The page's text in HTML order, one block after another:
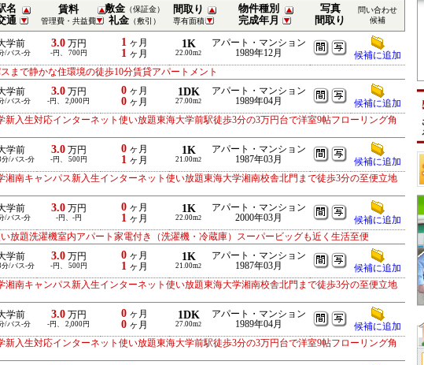
名
通
賃料
管理費・共益費
敷金 （保証金）
礼金 （敷引）
間取り
専有面積
物件種別
完成年月
写真
間取り
問い合わせ
候補
学前
/バス-分
3.0万円
-円、 700円
1 ヶ月
1 ヶ月
1K
22.00m2
アパート・マンション
1989年12月
候補に追加
まで静かな住環境の徒歩10分賃貸アパートメント
学前
/バス-分
3.0万円
-円、 2,000円
0 ヶ月
0 ヶ月
1DK
27.00m2
アパート・マンション
1989年04月
候補に追加
入生対応インターネット使い放題東海大学前駅徒歩3分の3万円台で洋室9帖フローリング角
学前
分/バス-分
3.0万円
-円、 500円
0 ヶ月
1 ヶ月
1K
21.00m2
アパート・マンション
1987年03月
候補に追加
南キャンパス新入生インターネット使い放題東海大学湘南校舎北門まで徒歩3分の至便立地
学前
/バス-分
3.0万円
-円、-円
0 ヶ月
1 ヶ月
1K
22.00m2
アパート・マンション
2000年03月
候補に追加
放題洗濯機室内アパート家電付き（洗濯機・冷蔵庫）スーパービッグも近く生活至便
学前
分/バス-分
3.0万円
-円、 500円
0 ヶ月
1 ヶ月
1K
21.00m2
アパート・マンション
1987年03月
候補に追加
南キャンパス新入生インターネット使い放題東海大学湘南校舎北門まで徒歩3分の至便立地
学前
/バス-分
3.0万円
-円、 2,000円
0 ヶ月
0 ヶ月
1DK
27.00m2
アパート・マンション
1989年04月
候補に追加
入生対応インターネット使い放題東海大学前駅徒歩3分の3万円台で洋室9帖フローリング角